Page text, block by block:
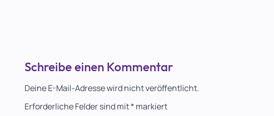
Schreibe einen Kommentar
Deine E-Mail-Adresse wird nicht veröffentlicht.
Erforderliche Felder sind mit* markiert